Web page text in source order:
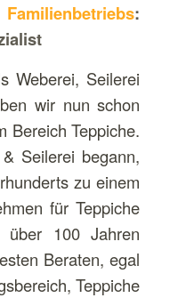
Familienbetriebs:
Weberei, Seilerei
wir nun schon
Bereich Teppiche.
Seilerei begann,
zu einem
für Teppiche
100 Jahren
Beraten, egal
Teppiche